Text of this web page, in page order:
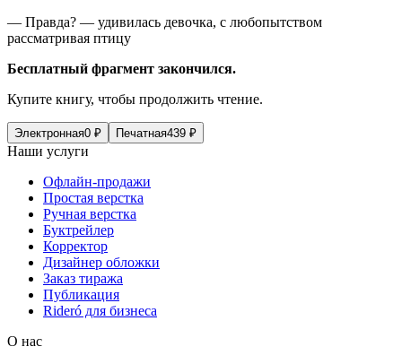
— Правда? — удивилась девочка, с любопытством
рассматривая птицу
Бесплатный фрагмент закончился.
Купите книгу, чтобы продолжить чтение.
Электронная0 ₽ Печатная439 ₽
Наши услуги
Офлайн-продажи
Простая верстка
Ручная верстка
Буктрейлер
Корректор
Дизайнер обложки
Заказ тиража
Публикация
Rideró для бизнеса
О нас